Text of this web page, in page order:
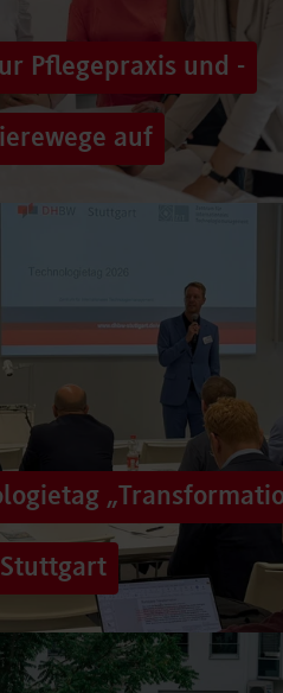
Pflegepraxis und -
auf
über die Weiterentwicklung
Stuttgart
Zeit, in der sich Technologien,
immer schneller